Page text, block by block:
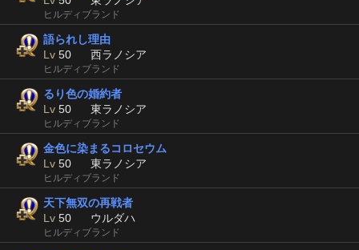
ヒルディブランド
語られし理由
Lv 50 西ラノシア
ヒルディブランド
るり色の婚約者
Lv 50 東ラノシア
ヒルディブランド
金色に染まるコロセウム
Lv 50 東ラノシア
ヒルディブランド
天下無双の再戦者
Lv 50 ウルダハ
ヒルディブランド